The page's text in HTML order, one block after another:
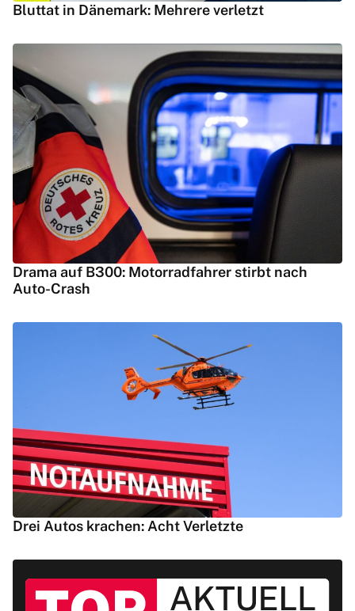
Bluttat in Dänemark: Mehrere verletzt
Drama auf B300: Motorradfahrer stirbt nach
Auto-Crash
Drei Autos krachen: Acht Verletzte